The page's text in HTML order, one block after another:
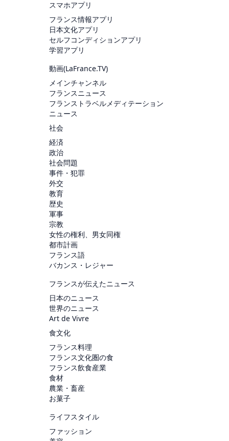
スマホアプリ
フランス情報アプリ
日本文化アプリ
セルフコンディションアプリ
学習アプリ
動画(LaFrance.TV)
メインチャンネル
フランスニュース
フランストラベルメディテーション
ニュース
社会
経済
政治
社会問題
事件・犯罪
外交
教育
歴史
軍事
宗教
女性の権利、男女同権
都市計画
フランス語
バカンス・レジャー
フランスが伝えたニュース
日本のニュース
世界のニュース
Art de Vivre
食文化
フランス料理
フランス文化圏の食
フランス飲食産業
食材
農業・畜産
お菓子
ライフスタイル
ファッション